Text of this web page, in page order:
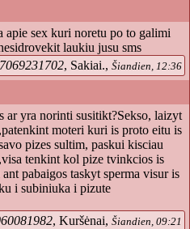
apie sex kuri noretu po to galimi
laukiu jusu sms
, Sakiai., Šiandien, 12:36
ar yra norinti susitikt?Sekso, laizyt
moteri kuri is proto eitu is
pizes sultim, paskui kisciau
tenkint kol pize tvinkcios is
pabaigos taskyt sperma visur is
i subiniuka i pizute
, Kuršėnai, Šiandien, 09:21